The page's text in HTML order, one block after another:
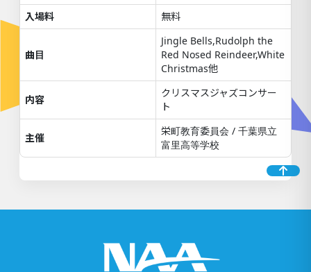
入場料
無料
曲目
Jingle Bells,Rudolph the
Red Nosed Reindeer,White
Christmas他
内容
クリスマスジャズコンサー
ト
主催
栄町教育委員会 / 千葉県立
富里高等学校